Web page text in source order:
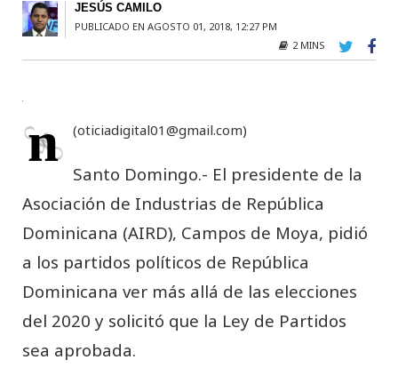
JESÚS CAMILO
PUBLICADO EN AGOSTO 01, 2018, 12:27 PM
2 MINS
(
n oticiadigital01@gmail.com)
Santo Domingo.- El presidente de la
Asociación de Industrias de República
Dominicana (AIRD), Campos de Moya, pidió
a los partidos políticos de República
Dominicana ver más allá de las elecciones
del 2020 y solicitó que la Ley de Partidos
sea aprobada.